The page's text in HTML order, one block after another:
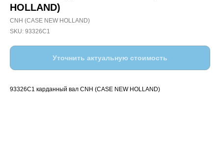
HOLLAND)
CNH (CASE NEW HOLLAND)
SKU: 93326C1
Уточнить актуальную стоимость
93326C1 карданный вал CNH (CASE NEW HOLLAND)